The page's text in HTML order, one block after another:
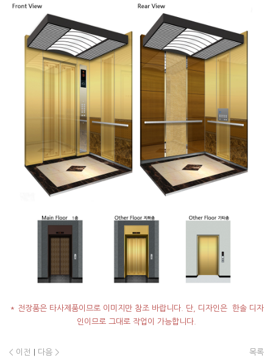
* 전장품은 타사제품이므로 이미지만 참조 바랍니다. 단, 디자인은 한솔 디자
인이므로 그대로 작업이 가능합니다.
< 이전 다음 > 목록